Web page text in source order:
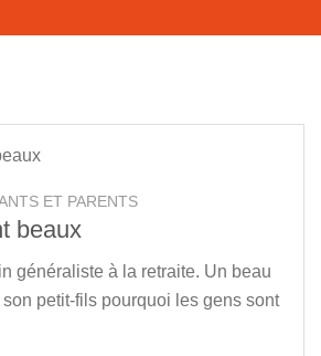
ET PARENTS
beaux
généraliste à la retraite. Un beau
petit-fils pourquoi les gens sont